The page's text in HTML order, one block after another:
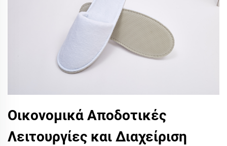
Οικονομικά Αποδοτικές
Λειτουργίες και Διαχείριση